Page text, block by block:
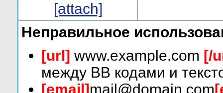
[attach]
Неправильное
[url] www.example.com [/
между BB кодами и
[email] mail@domain.com